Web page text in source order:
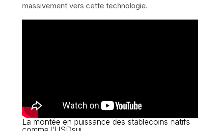
massivement vers cette technologie.
La montée en puissance des stablecoins natifs